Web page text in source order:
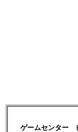
ゲームセンター